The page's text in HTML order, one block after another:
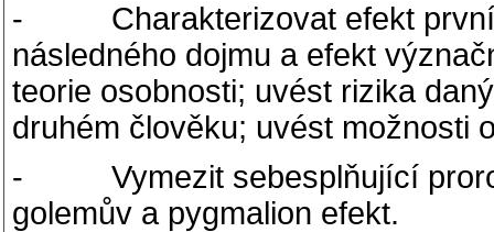
- Charakterizovat efekt
následného dojmu a efekt
teorie osobnosti; uvést rizika
druhém člověku; uvést možnosti
- Vymezit sebesplňující
golemův a pygmalion efekt.